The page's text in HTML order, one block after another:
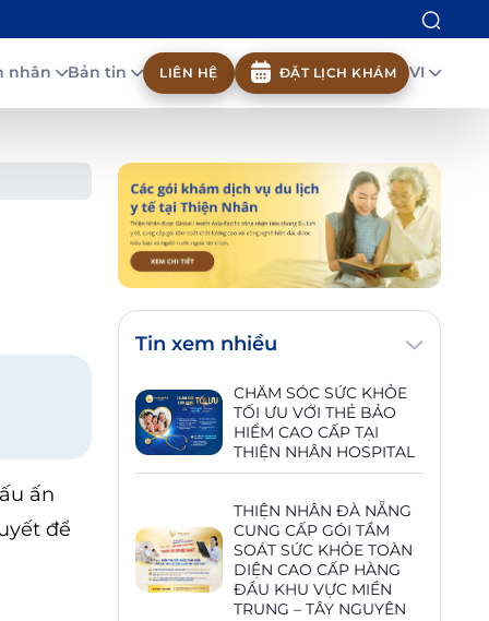
nhân Bản tin LIÊN HỆ ĐẶT LỊCH KHÁM VI
ấn
để
Tin xem nhiều
CHĂM SÓC SỨC KHỎE
TỐI ƯU VỚI THẺ BẢO
HIỂM CAO CẤP TẠI
THIỆN NHÂN HOSPITAL
THIỆN NHÂN ĐÀ NẴNG
CUNG CẤP GÓI TẦM
SOÁT SỨC KHỎE TOÀN
DIỆN CAO CẤP HÀNG
ĐẦU KHU VỰC MIỀN
TRUNG – TÂY NGUYÊN